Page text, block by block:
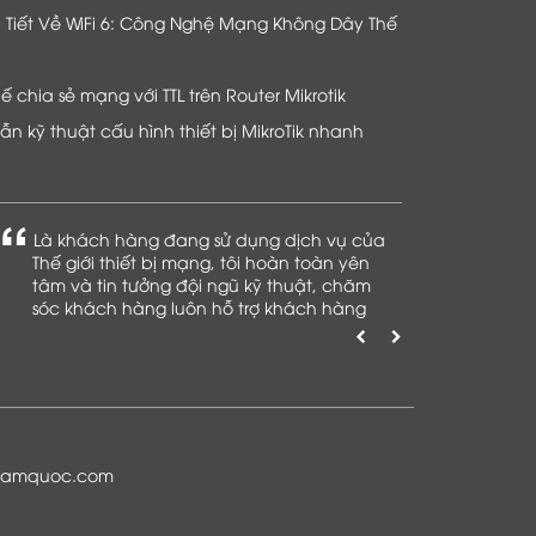
Tiết Về WiFi 6: Công Nghệ Mạng Không Dây Thế
chia sẻ mạng với TTL trên Router Mikrotik
kỹ thuật cấu hình thiết bị MikroTik nhanh
Là khách hàng đang sử dụng dịch vụ của
Thế giới thiết bị mạng, tôi hoàn toàn yên
tâm và tin tưởng đội ngũ kỹ thuật, chăm
sóc khách hàng luôn hỗ trợ khách hàng